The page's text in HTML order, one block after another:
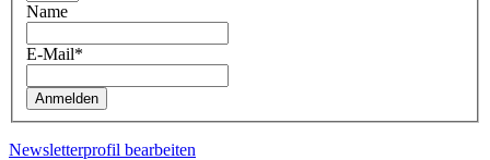
Name
E-Mail*
Anmelden
Newsletterprofil bearbeiten